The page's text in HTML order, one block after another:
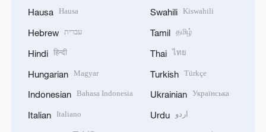
Hausa Hausa
Hebrew עברית
Hindi हिन्दी
Hungarian Magyar
Indonesian Bahasa Indonesia
Italian Italiano
Swahili Kiswahili
Tamil தமிழ்
Thai ไทย
Turkish Türkçe
Ukrainian Українська
Urdu اردو